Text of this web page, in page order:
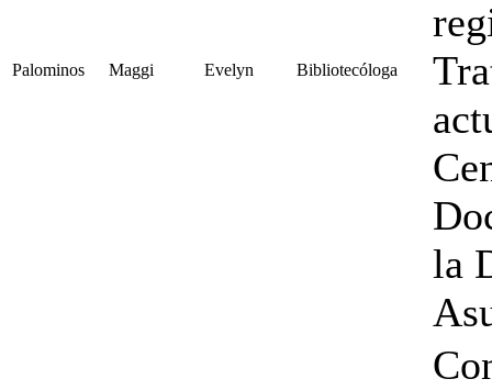
Palominos Maggi Evelyn Bibliotecóloga
la